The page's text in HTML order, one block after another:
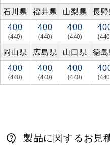
石川県 福井県 山梨県 長
400
(440)
400
(440)
400
(440)
岡山県 広島県 山口県 徳
400
(440)
400
(440)
400
(440)
製品に関するお見